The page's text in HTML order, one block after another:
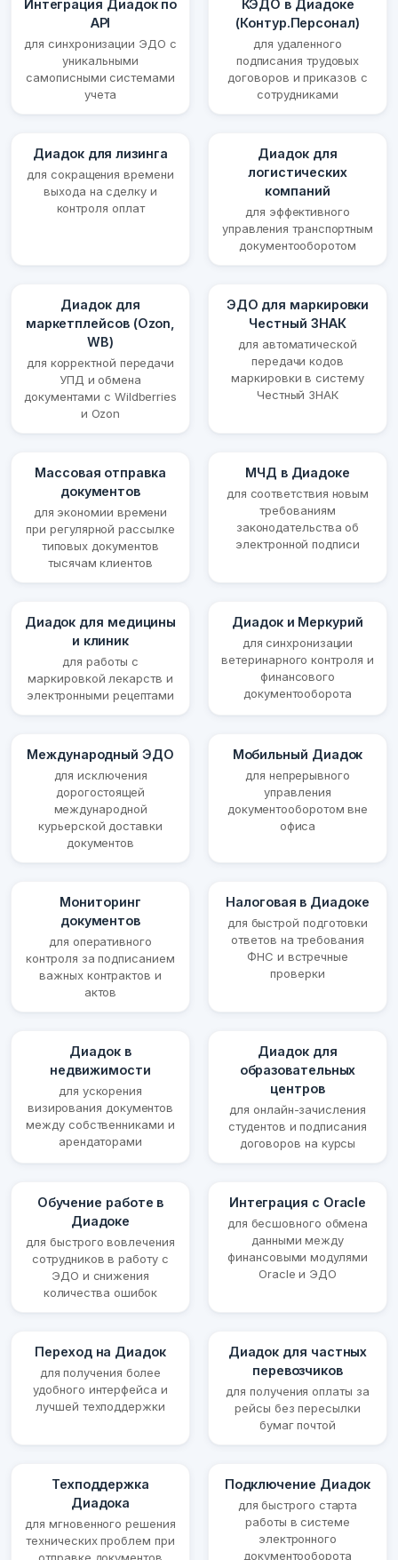
Интеграция Диадок по
API
для синхронизации ЭДО с
уникальными
самописными системами
учета
КЭДО в Диадоке
(Контур.Персонал)
для удаленного
подписания трудовых
договоров и приказов с
сотрудниками
Диадок для лизинга
для сокращения времени
выхода на сделку и
контроля оплат
Диадок для
логистических
компаний
для эффективного
управления транспортным
документооборотом
Диадок для
маркетплейсов (Ozon,
WB)
для корректной передачи
УПД и обмена
документами с Wildberries
и Ozon
ЭДО для маркировки
Честный ЗНАК
для автоматической
передачи кодов
маркировки в систему
Честный ЗНАК
Массовая отправка
документов
для экономии времени
при регулярной рассылке
типовых документов
тысячам клиентов
МЧД в Диадоке
для соответствия новым
требованиям
законодательства об
электронной подписи
Диадок для медицины
и клиник
для работы с
маркировкой лекарств и
электронными рецептами
Диадок и Меркурий
для синхронизации
ветеринарного контроля и
финансового
документооборота
Международный ЭДО
для исключения
дорогостоящей
международной
курьерской доставки
документов
Мобильный Диадок
для непрерывного
управления
документооборотом вне
офиса
Мониторинг
документов
для оперативного
контроля за подписанием
важных контрактов и
актов
Налоговая в Диадоке
для быстрой подготовки
ответов на требования
ФНС и встречные
проверки
Диадок в
недвижимости
для ускорения
визирования документов
между собственниками и
арендаторами
Диадок для
образовательных
центров
для онлайн-зачисления
студентов и подписания
договоров на курсы
Обучение работе в
Диадоке
для быстрого вовлечения
сотрудников в работу с
ЭДО и снижения
количества ошибок
Интеграция с Oracle
для бесшовного обмена
данными между
финансовыми модулями
Oracle и ЭДО
Переход на Диадок
для получения более
удобного интерфейса и
лучшей техподдержки
Диадок для частных
перевозчиков
для получения оплаты за
рейсы без пересылки
бумаг почтой
Техподдержка
Диадока
для мгновенного решения
технических проблем при
Подключение Диадок
для быстрого старта
работы в системе
электронного
документооборота